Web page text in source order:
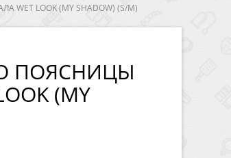
LOOK (MY SHADOW) (S/M)
ПОЯСНИЦЫ
(MY